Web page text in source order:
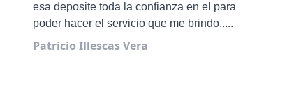
esa deposite toda la confianza en el para
poder hacer el servicio que me brindo.....
Patricio Illescas Vera